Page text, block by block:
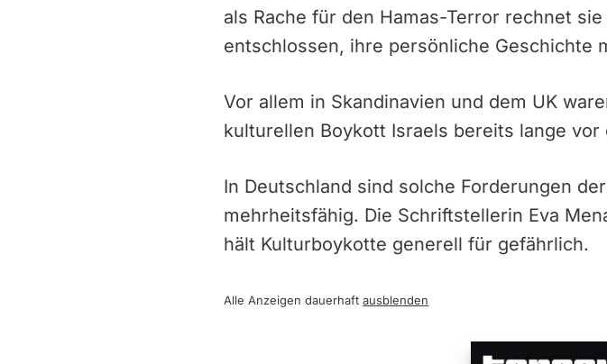
als Rache für den Hamas-Terror rechnet
entschlossen, ihre persönliche Geschichte
Vor allem in Skandinavien und dem UK
kulturellen Boykott Israels bereits lange vor
In Deutschland sind solche Forderungen
mehrheitsfähig. Die Schriftstellerin Eva
hält Kulturboykotte generell für gefährlich.
Alle Anzeigen dauerhaftausblenden